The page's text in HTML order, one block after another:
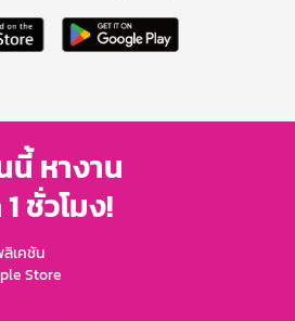
หางาน
ชั่วโมง!
เคชัน
Store